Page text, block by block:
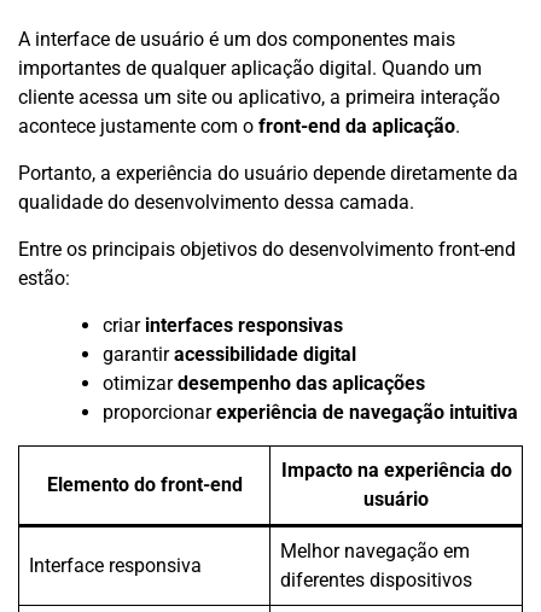
A interface de usuário é um dos componentes mais
importantes de qualquer aplicação digital. Quando um
cliente acessa um site ou aplicativo, a primeira interação
acontece justamente com o front-end da aplicação.
Portanto, a experiência do usuário depende diretamente da
qualidade do desenvolvimento dessa camada.
Entre os principais objetivos do desenvolvimento front-end
estão:
criar interfaces responsivas
garantiracessibilidade digital
otimizardesempenho das aplicações
proporcionarexperiência de navegação intuitiva
Elemento do front-end
Impacto na experiência do
usuário
Interface responsiva
Melhor navegação em
diferentes dispositivos